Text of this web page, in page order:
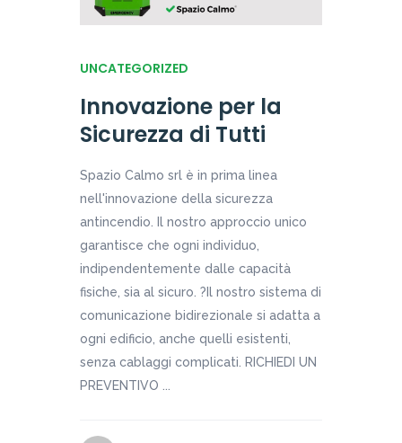
UNCATEGORIZED
Innovazione per la
Sicurezza di Tutti
Spazio Calmo srl è in prima linea
nell'innovazione della sicurezza
antincendio. Il nostro approccio unico
garantisce che ogni individuo,
indipendentemente dalle capacità
fisiche, sia al sicuro. ?Il nostro sistema di
comunicazione bidirezionale si adatta a
ogni edificio, anche quelli esistenti,
senza cablaggi complicati. RICHIEDI UN
PREVENTIVO ...